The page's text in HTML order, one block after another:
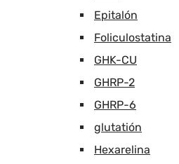
Epitalón
Foliculostatina
GHK-CU
GHRP-2
GHRP-6
glutatión
Hexarelina